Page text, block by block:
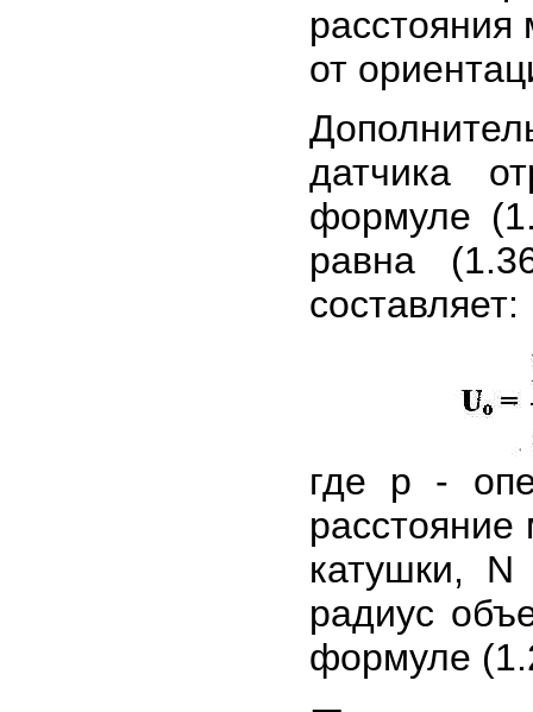
от
датчика
формуле
равна
составляет:
где p -
катушки,
радиус
формуле